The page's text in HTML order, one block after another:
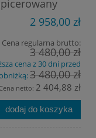
2 958,00 zł
Cena regularna brutto:
3 480,00 zł
cena z 30 dni przed
3 480,00 zł
Cena netto: 2 404,88 zł
dodaj do koszyka